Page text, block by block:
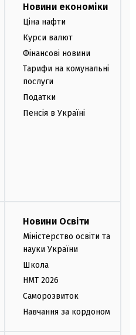
Новини економіки
Ціна нафти
Курси валют
Фінансові новини
Тарифи на комунальні
послуги
Податки
Пенсія в Україні
Новини Освіти
Міністерство освіти та
науки України
Школа
НМТ 2026
Саморозвиток
Навчання за кордоном